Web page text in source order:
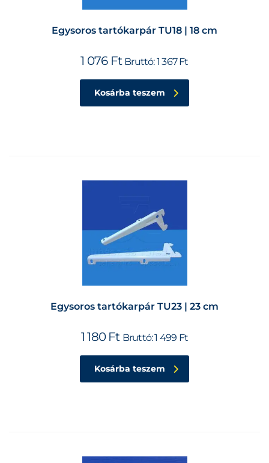
Egysoros tartókarpár TU18 | 18 cm
1 076 Ft Bruttó:1 367Ft
Kosárba teszem
Egysoros tartókarpár TU23 | 23 cm
1 180 Ft Bruttó:1 499 Ft
Kosárba teszem